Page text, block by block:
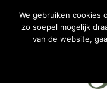
We gebruiken cookies
zo soepel mogelijk
van de website,